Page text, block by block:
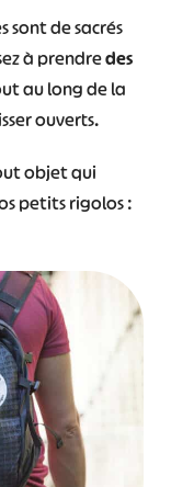
sont de sacrés
à prendredes
au long de la
ouverts.
objet qui
petits rigolos :